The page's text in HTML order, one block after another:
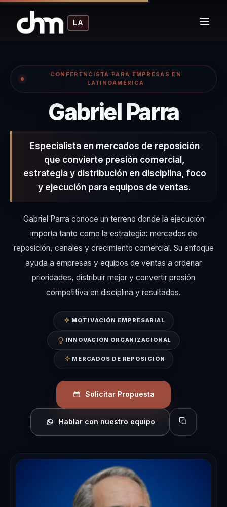
LA
CONFERENCISTA PARA EMPRESAS EN
LATINOAMÉRICA
Gabriel Parra–
Especialista en mercados de reposición
que convierte presión comercial,
estrategia y distribución en disciplina, foco
y ejecución para equipos de ventas.
Gabriel Parra conoce un terreno donde la ejecución
importa tanto como la estrategia: mercados de
reposición, canales y crecimiento comercial. Su enfoque
ayuda a empresas y equipos de ventas a ordenar
prioridades, distribuir mejor y convertir presión
competitiva en disciplina y resultados.
MOTIVACIÓN EMPRESARIAL
INNOVACIÓN ORGANIZACIONAL
MERCADOS DE REPOSICIÓN
Solicitar Propuesta
Hablar con nuestro equipo Copiar perfil